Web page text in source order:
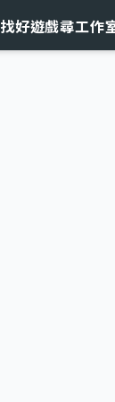
找好遊戲尋工作